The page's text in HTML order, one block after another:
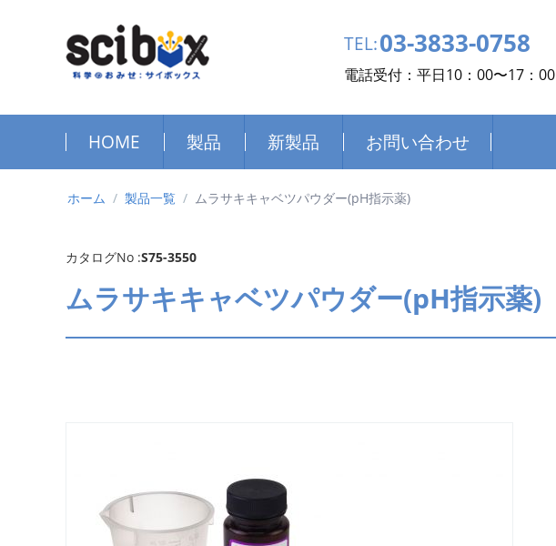
TEL:03-3833-0758
電話受付：平日10：00〜17：00
HOME 製品 新製品 お問い合わせ
ホーム / 製品一覧 / ムラサキキャベツパウダー(pH指示薬)
カタログNo :S75-3550
ムラサキキャベツパウダー(pH指示薬)